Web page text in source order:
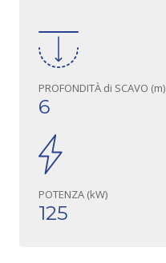
PROFONDITÀ di SCAVO (m)
6
POTENZA (kW)
125